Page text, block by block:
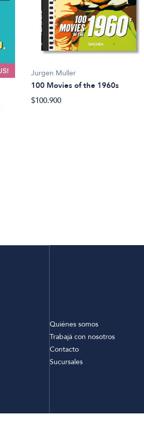
Jurgen Muller
100 Movies of the 1960s
$100.900
Quiénes somos
Trabajá con nosotros
Contacto
Sucursales